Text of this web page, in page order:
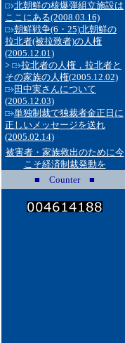
北朝鮮の核爆弾組立施設は
ここにある(2008.03.16)
朝鮮戦争(6・25)北朝鮮の
拉北者(被拉致者)の人権
(2005.12.01)
>
拉北者の人権，拉北者と
その家族の人権(2005.12.02)
田中実さんについて
(2005.12.03)
単独制裁で独裁者金正日に
正しいメッセージを送れ
(2005.02.14)
被害者・家族救出のために今
こそ経済制裁発動を
■ Counter ■